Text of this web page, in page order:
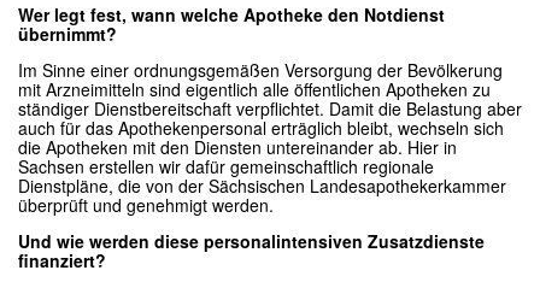
Wer legt fest, wann welche Apotheke den Notdienst
übernimmt?
Im Sinne einer ordnungsgemäßen Versorgung der Bevölkerung
mit Arzneimitteln sind eigentlich alle öffentlichen Apotheken zu
ständiger Dienstbereitschaft verpflichtet. Damit die Belastung aber
auch für das Apothekenpersonal erträglich bleibt, wechseln sich
die Apotheken mit den Diensten untereinander ab. Hier in
Sachsen erstellen wir dafür gemeinschaftlich regionale
Dienstpläne, die von der Sächsischen Landesapothekerkammer
überprüft und genehmigt werden.
Und wie werden diese personalintensiven Zusatzdienste
finanziert?